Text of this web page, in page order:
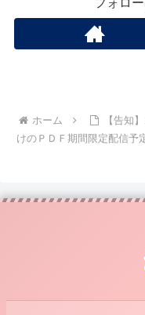
フォロ
ホーム
【告知
けのＰＤＦ期間限定配信予